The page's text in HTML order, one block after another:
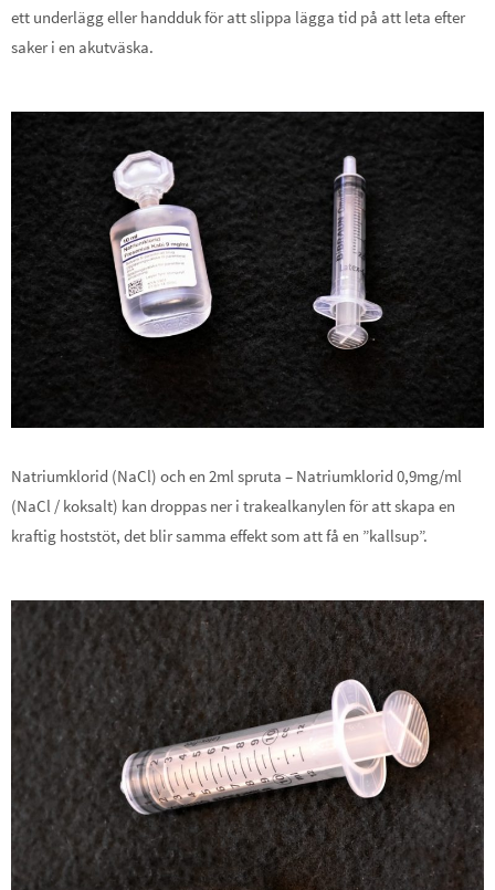
ett underlägg eller handduk för att slippa lägga tid på att leta efter
saker i en akutväska.
Natriumklorid (NaCl) och en 2ml spruta – Natriumklorid 0,9mg/ml
(NaCl / koksalt) kan droppas ner i trakealkanylen för att skapa en
kraftig hoststöt, det blir samma effekt som att få en ”kallsup”.